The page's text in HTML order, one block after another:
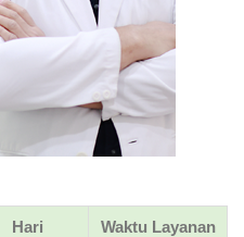
Hari Waktu Layanan